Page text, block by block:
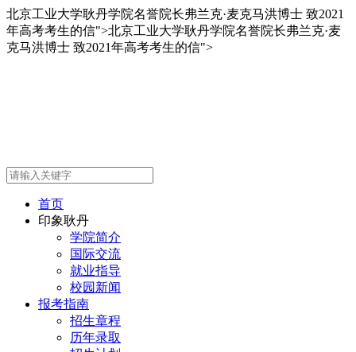
北京工业大学耿丹学院名誉院长弗兰克·麦克马洪博士 致2021
年高考考生的信">北京工业大学耿丹学院名誉院长弗兰克·麦
克马洪博士 致2021年高考考生的信">
首页
印象耿丹
学院简介
国际交流
就业指导
校园新闻
报考指南
招生章程
历年录取